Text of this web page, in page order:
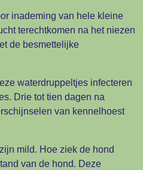
inademing van hele kleine
terechtkomen na het niezen
de besmettelijke
waterdruppeltjes infecteren
Drie tot tien dagen na
van kennelhoest
mild. Hoe ziek de hond
van de hond. Deze